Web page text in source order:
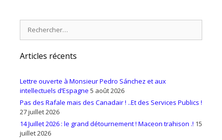
Articles récents
Lettre ouverte à Monsieur Pedro Sánchez et aux
intellectuels d’Espagne 5 août 2026
Pas des Rafale mais des Canadair ! ..Et des Services Publics !
27 juillet 2026
14 Juillet 2026 : le grand détournement ! Maceon trahison .! 15
juillet 2026